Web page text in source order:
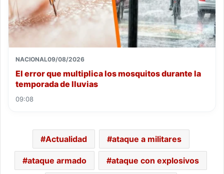
NACIONAL09/08/2026
El error que multiplica los mosquitos durante la
temporada de lluvias
09:08
Actualidad ataque a militares
ataque armado ataque con explosivos